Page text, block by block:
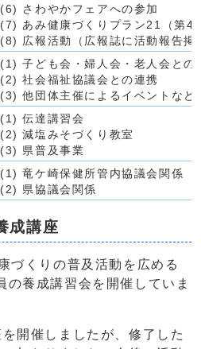
(6) さわやかフェアへの参加
(7) あみ健康づくりプラン21（第4
(8) 広報活動（広報誌に活動報告掲
(1) 子ども会・婦人会・老人会との
(2) 社会福祉協議会との連携
(3) 他団体主催によるイベントなど
(1) 伝達講習会
(2) 減塩みそづくり教室
(3) 県普及事業
(1) 竜ケ崎保健所管内協議会関係
(2) 県協議会関係
成講座
康づくりの普及活動を広める
の養成講習会を開催していま
開催しましたが、修了した